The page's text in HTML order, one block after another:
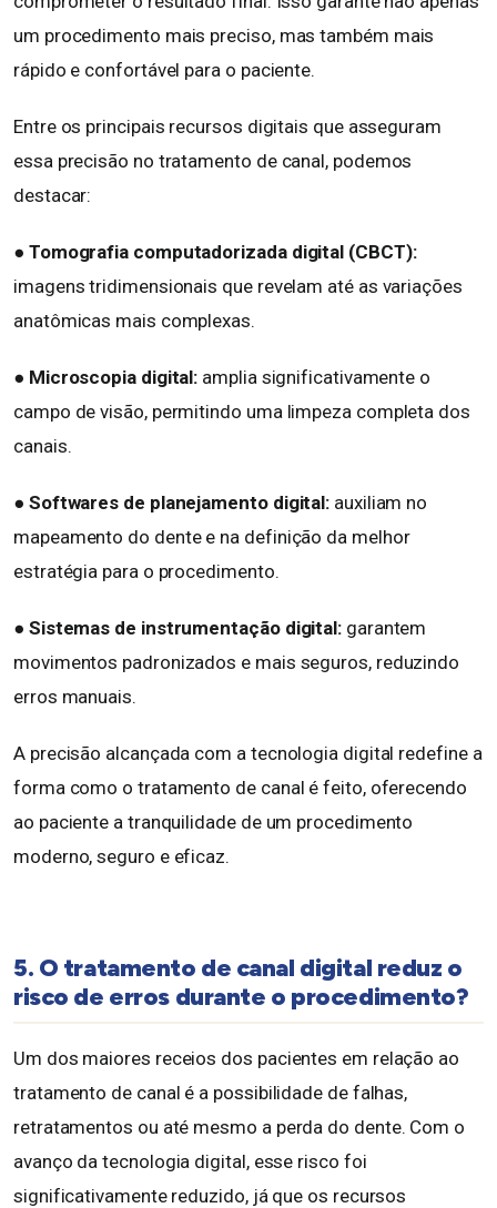
um procedimento mais preciso, mas também mais
rápido e confortável para o paciente.
Entre os principais recursos digitais que asseguram
essa precisão no tratamento de canal, podemos
destacar:
● Tomografia computadorizada digital (CBCT):
imagens tridimensionais que revelam até as variações
anatômicas mais complexas.
● Microscopia digital: amplia significativamente o
campo de visão, permitindo uma limpeza completa dos
canais.
● Softwares de planejamento digital: auxiliam no
mapeamento do dente e na definição da melhor
estratégia para o procedimento.
● Sistemas de instrumentação digital: garantem
movimentos padronizados e mais seguros, reduzindo
erros manuais.
A precisão alcançada com a tecnologia digital redefine a
forma como o tratamento de canal é feito, oferecendo
ao paciente a tranquilidade de um procedimento
moderno, seguro e eficaz.
5. O tratamento de canal digital reduz o
risco de erros durante o procedimento?
Um dos maiores receios dos pacientes em relação ao
tratamento de canal é a possibilidade de falhas,
retratamentos ou até mesmo a perda do dente. Com o
avanço da tecnologia digital, esse risco foi
significativamente reduzido, já que os recursos